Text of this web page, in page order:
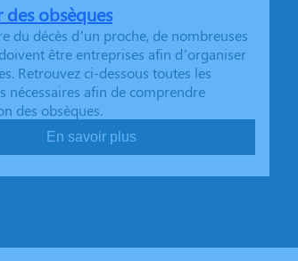
des obsèques
du décès d’un proche, de nombreuses
être entreprises afin d’organiser
Retrouvez ci-dessous toutes les
nécessaires afin de comprendre
des obsèques.
En savoir plus